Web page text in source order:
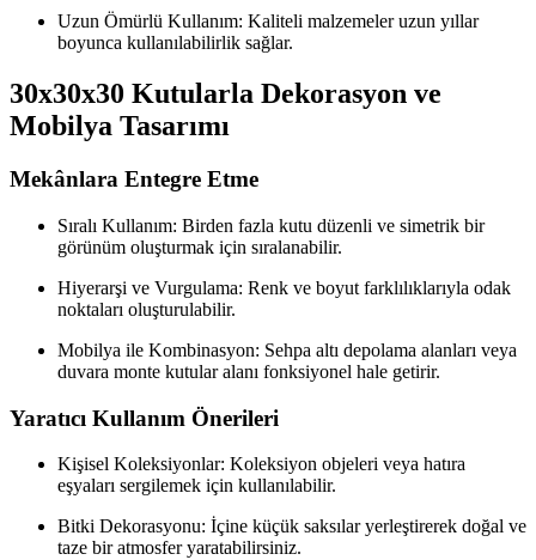
Uzun Ömürlü Kullanım: Kaliteli malzemeler uzun yıllar
boyunca kullanılabilirlik sağlar.
30x30x30 Kutularla Dekorasyon ve
Mobilya Tasarımı
Mekânlara Entegre Etme
Sıralı Kullanım: Birden fazla kutu düzenli ve simetrik bir
görünüm oluşturmak için sıralanabilir.
Hiyerarşi ve Vurgulama: Renk ve boyut farklılıklarıyla odak
noktaları oluşturulabilir.
Mobilya ile Kombinasyon: Sehpa altı depolama alanları veya
duvara monte kutular alanı fonksiyonel hale getirir.
Yaratıcı Kullanım Önerileri
Kişisel Koleksiyonlar: Koleksiyon objeleri veya hatıra
eşyaları sergilemek için kullanılabilir.
Bitki Dekorasyonu: İçine küçük saksılar yerleştirerek doğal ve
taze bir atmosfer yaratabilirsiniz.